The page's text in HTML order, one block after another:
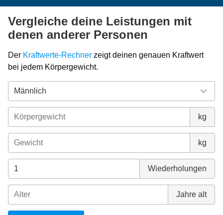
Vergleiche deine Leistungen mit
denen anderer Personen
Der Kraftwerte-Rechner zeigt deinen genauen Kraftwert
bei jedem Körpergewicht.
kg
kg
Wiederholungen
Jahre alt